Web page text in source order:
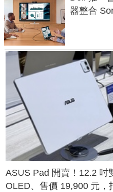
器整合
ASUS Pad 開賣！12.2 吋
OLED、售價 19,900 元，